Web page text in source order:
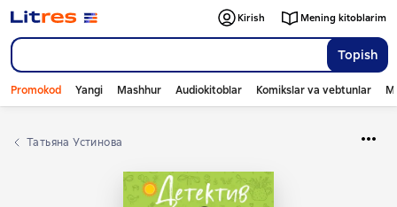
Topish
Kirish Mening kitoblarim
Promokod Yangi Mashhur Audiokitoblar Komikslar va vebtunlar
Татьяна Устинова